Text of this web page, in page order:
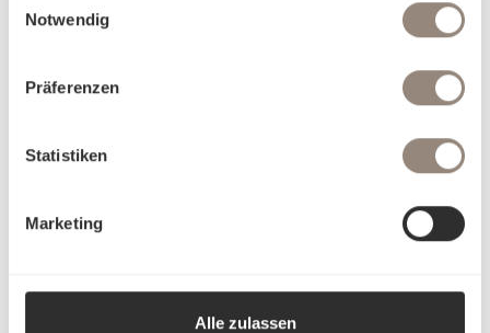
Notwendig
Präferenzen
Statistiken
Marketing
Alle zulassen